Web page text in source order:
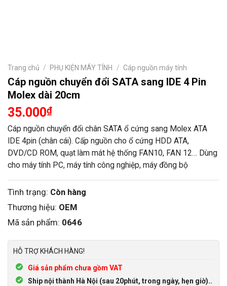
Trang chủ / PHỤ KIỆN MÁY TÍNH / Cáp nguồn máy tính
Cáp nguồn chuyển đổi SATA sang IDE 4 Pin
Molex dài 20cm
35.000₫
Cáp nguồn chuyển đổi chân SATA ổ cứng sang Molex ATA
IDE 4pin (chân cái). Cấp nguồn cho ổ cứng HDD ATA,
DVD/CD ROM, quạt làm mát hệ thống FAN10, FAN 12… Dùng
cho máy tính PC, máy tính công nghiệp, máy đồng bộ
Tình trạng: Còn hàng
Thương hiệu: OEM
Mã sản phẩm: 0646
HỖ TRỢ KHÁCH HÀNG!
Giá sản phẩm chưa gồm VAT
Ship nội thành Hà Nội (sau 20phút, trong ngày, hẹn giờ)..